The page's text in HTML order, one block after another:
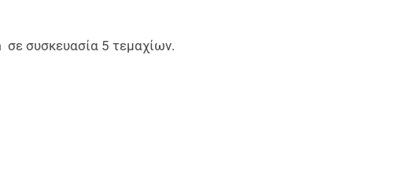
συσκευασία 5 τεμαχίων.